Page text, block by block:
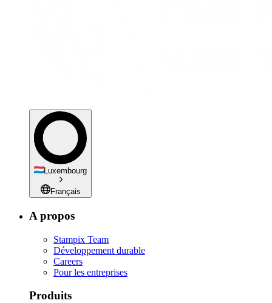
Luxembourg
Français
A propos
Stampix Team
Développement durable
Careers
Pour les entreprises
Produits